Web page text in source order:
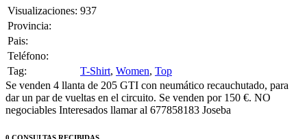
Provincia:
Pais:
Teléfono:
Tag:
Se venden 4 llanta de 205 GTI con neumático recauchutado, para
dar un par de vueltas en el circuito. Se venden por 150 €. NO
negociables Interesados llamar al 677858183 Joseba